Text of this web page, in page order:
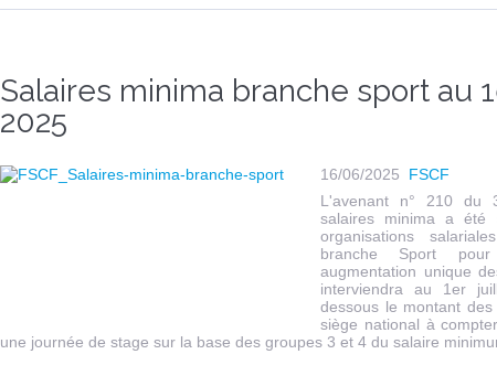
Salaires minima branche sport au
2025
16/06/2025
FSCF
L'avenant n° 210 du
salaires minima a été
organisations
branche Sport
augmentation unique
interviendra au 1er
dessous le montant
siège national à
une journée de stage sur la base des groupes 3 et 4 du salaire